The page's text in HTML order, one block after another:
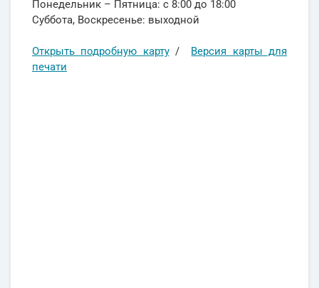
Понедельник – Пятница: с 8:00 до 18:00
Суббота, Воскресенье: выходной
Открыть подробную карту/ Версия карты для
печати